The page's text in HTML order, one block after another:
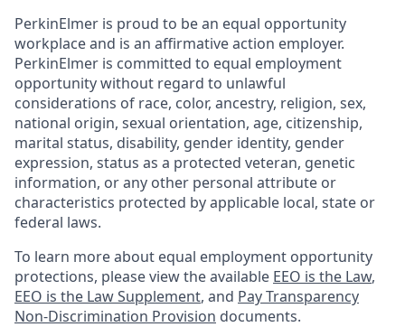
PerkinElmer is proud to be an equal opportunity
workplace and is an affirmative action employer.
PerkinElmer is committed to equal employment
opportunity without regard to unlawful
considerations of race, color, ancestry, religion, sex,
national origin, sexual orientation, age, citizenship,
marital status, disability, gender identity, gender
expression, status as a protected veteran, genetic
information, or any other personal attribute or
characteristics protected by applicable local, state or
federal laws.
To learn more about equal employment opportunity
protections, please view the available EEO is the Law,
EEO is the Law Supplement, and Pay Transparency
Non-Discrimination Provision documents.